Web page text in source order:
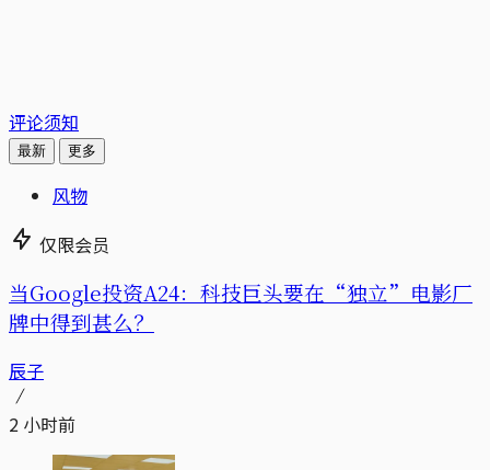
评论须知
最新 更多
风物
仅限会员
当Google投资A24：科技巨头要在“独立”电影厂
牌中得到甚么？
辰子
2 小时前